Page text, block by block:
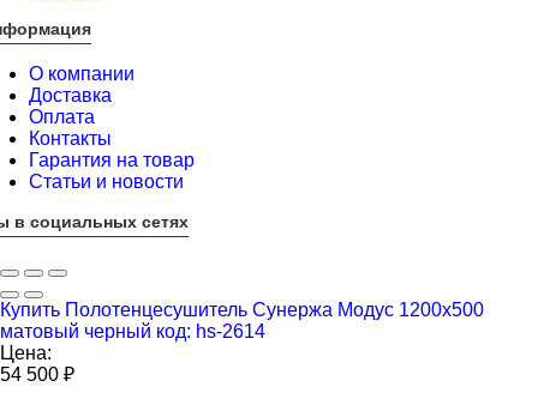
О компании
Доставка
Оплата
Контакты
Гарантия на товар
Статьи и новости
в социальных сетях
Купить Полотенцесушитель Сунержа Модус 1200x500
матовый черный код: hs-2614
Цена:
54 500 ₽